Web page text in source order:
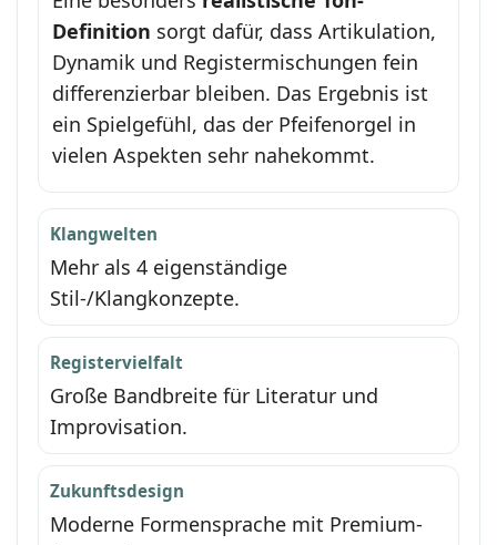
Definition sorgt dafür, dass Artikulation,
Dynamik und Registermischungen fein
differenzierbar bleiben. Das Ergebnis ist
ein Spielgefühl, das der Pfeifenorgel in
vielen Aspekten sehr nahekommt.
Klangwelten
Mehr als 4 eigenständige
Stil-/Klangkonzepte.
Registervielfalt
Große Bandbreite für Literatur und
Improvisation.
Zukunftsdesign
Moderne Formensprache mit Premium-